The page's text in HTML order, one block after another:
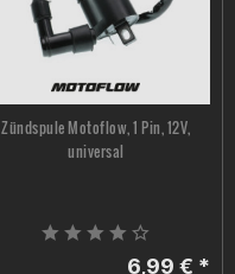
Zündspule Motoflow, 1 Pin, 12V,
universal
6,99 € *